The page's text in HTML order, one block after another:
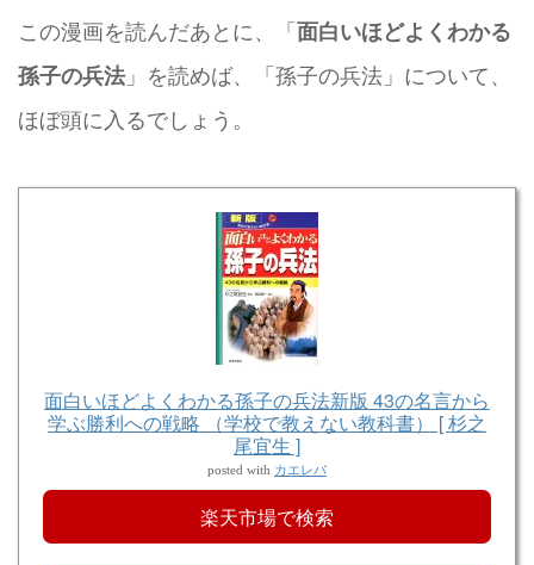
この漫画を読んだあとに、「面白いほどよくわかる
孫子の兵法」を読めば、「孫子の兵法」について、
ほぼ頭に入るでしょう。
面白いほどよくわかる孫子の兵法新版 43の名言から
学ぶ勝利への戦略 （学校で教えない教科書） [ 杉之
尾宜生 ]
posted with カエレバ
楽天市場で検索